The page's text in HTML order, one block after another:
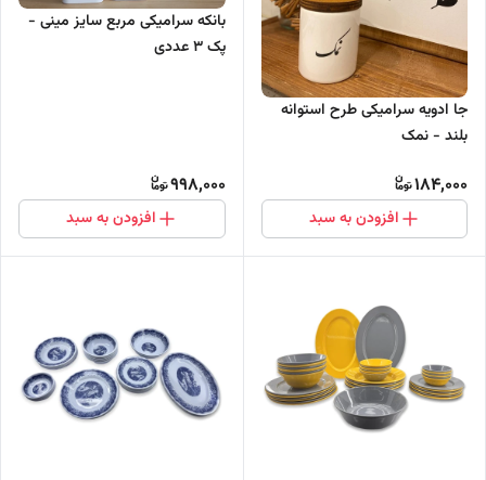
جا ادویه سرامیکی طرح استوانه
بلند - نمک
184,000
افزودن به سبد
بانکه سرامیکی مربع سایز مینی -
پک 3 عددی
998,000
افزودن به سبد